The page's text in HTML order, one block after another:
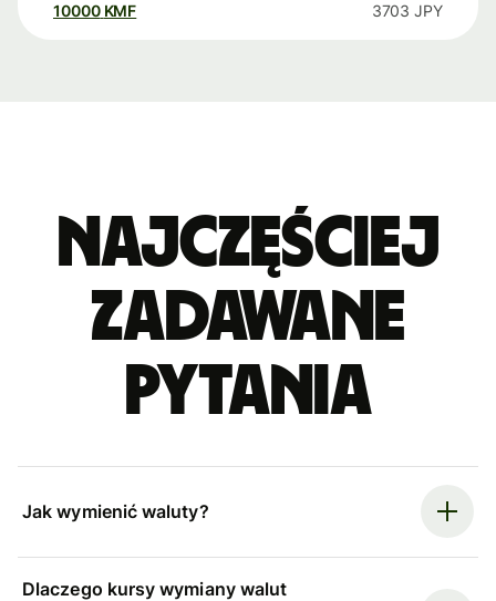
10000 KMF 3703 JPY
Najczęściej
zadawane
pytania
Jak wymienić waluty?
Dlaczego kursy wymiany walut